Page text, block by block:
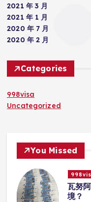
2021 年 3 月
2021 年 1 月
2020 年 7 月
2020 年 2 月
Categories
998visa
Uncategorized
You Missed
瓦努
学校